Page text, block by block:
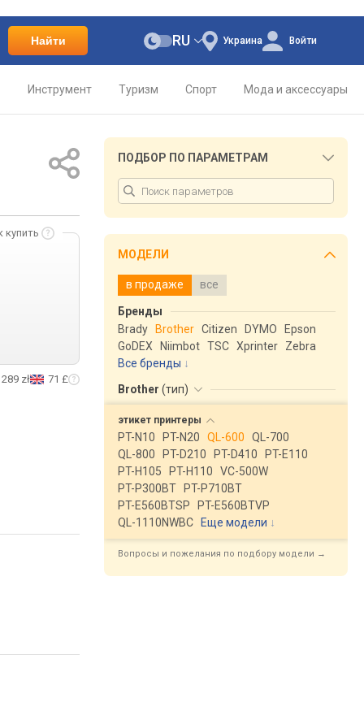
Найти Украина
RU Войти
Инструмент Туризм Спорт Мода и аксессуары
купить
289 zł 71 £
ПОДБОР ПО ПАРАМЕТРАМ
МОДЕЛИ
в продаже все
Бренды
Brady
Brother Citizen DYMO
Epson
GoDEX
Niimbot TSC Xprinter
Zebra
Все бренды
Brother (тип)
этикет принтеры
PT-N10 PT-N20 QL-600
QL-700
QL-800
PT-D210 PT-D410
PT-E110
PT-H105
PT-H110
VC-500W
PT-P300BT
PT-P710BT
PT-E560BTSP
PT-E560BTVP
QL-1110NWBC
Еще модели ↓
Вопросы и пожелания по подбору модели →